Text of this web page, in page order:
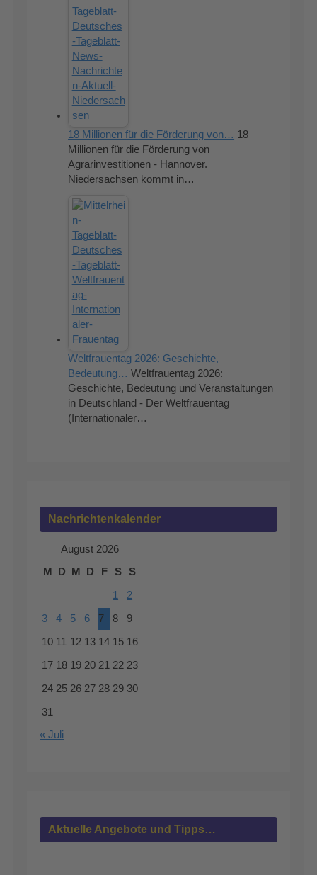
18 Millionen für die Förderung von… 18
Millionen für die Förderung von
Agrarinvestitionen - Hannover.
Niedersachsen kommt in…
Weltfrauentag 2026: Geschichte,
Bedeutung… Weltfrauentag 2026:
Geschichte, Bedeutung und Veranstaltungen
in Deutschland - Der Weltfrauentag
(Internationaler…
Nachrichtenkalender
August 2026
M
D M D F S S
1 2
3 4 5 6 7 8 9
10 11 12 13 14 15 16
17 18 19 20 21 22 23
24 25 26 27 28 29 30
31
« Juli
Aktuelle Angebote und Tipps…